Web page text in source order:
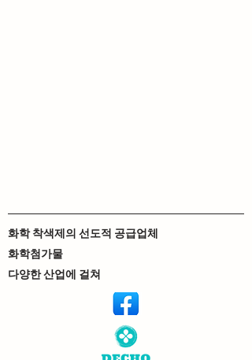
화학 착색제의 선도적 공급업체
화학첨가물
다양한 산업에 걸쳐